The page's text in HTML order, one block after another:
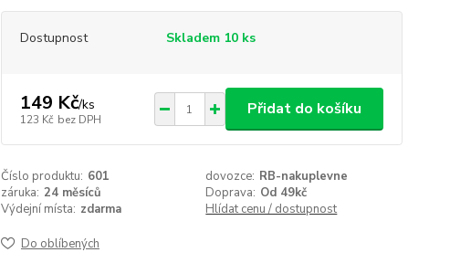
Dostupnost Skladem 10 ks
149 Kč/ks
123 Kč bez DPH
Přidat do košíku
Číslo produktu: 601 dovozce: RB-nakuplevne
záruka: 24 měsíců Doprava: Od 49kč
Výdejní místa: zdarma Hlídat cenu / dostupnost
Do oblíbených